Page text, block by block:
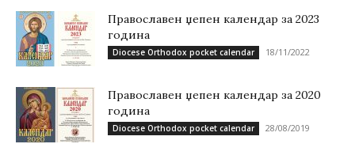
Православен џепен календар за 2023
година
Diocese Orthodox pocket calendar 18/11/2022
Православен џепен календар за 2020
година
Diocese Orthodox pocket calendar 28/08/2019